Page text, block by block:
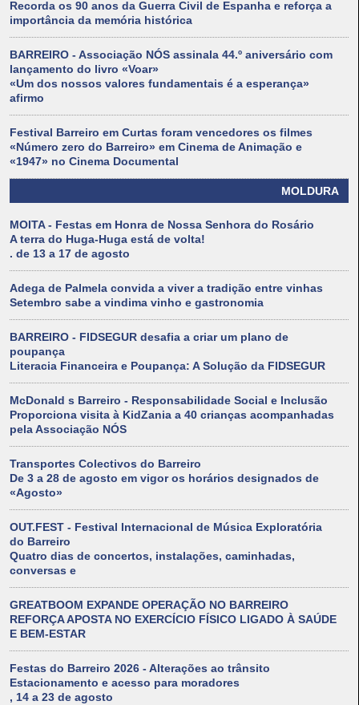
Recorda os 90 anos da Guerra Civil de Espanha e reforça a
importância da memória histórica
BARREIRO - Associação NÓS assinala 44.º aniversário com
lançamento do livro «Voar»
«Um dos nossos valores fundamentais é a esperança»
afirmo
Festival Barreiro em Curtas foram vencedores os filmes
«Número zero do Barreiro» em Cinema de Animação e
«1947» no Cinema Documental
MOLDURA
MOITA - Festas em Honra de Nossa Senhora do Rosário
A terra do Huga-Huga está de volta!
. de 13 a 17 de agosto
Adega de Palmela convida a viver a tradição entre vinhas
Setembro sabe a vindima vinho e gastronomia
BARREIRO - FIDSEGUR desafia a criar um plano de
poupança
Literacia Financeira e Poupança: A Solução da FIDSEGUR
McDonald s Barreiro - Responsabilidade Social e Inclusão
Proporciona visita à KidZania a 40 crianças acompanhadas
pela Associação NÓS
Transportes Colectivos do Barreiro
De 3 a 28 de agosto em vigor os horários designados de
«Agosto»
OUT.FEST - Festival Internacional de Música Exploratória
do Barreiro
Quatro dias de concertos, instalações, caminhadas,
conversas e
GREATBOOM EXPANDE OPERAÇÃO NO BARREIRO
REFORÇA APOSTA NO EXERCÍCIO FÍSICO LIGADO À SAÚDE
E BEM-ESTAR
Festas do Barreiro 2026 - Alterações ao trânsito
Estacionamento e acesso para moradores
, 14 a 23 de agosto